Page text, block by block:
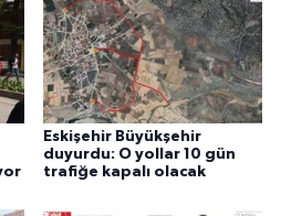
Eskişehir Büyükşehir
duyurdu: O yollar 10 gün
trafiğe kapalı olacak